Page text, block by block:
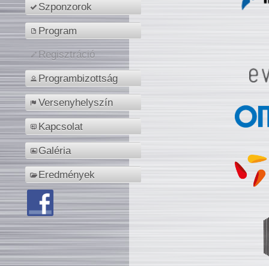
Szponzorok
Program
Regisztráció
Programbizottság
Versenyhelyszín
Kapcsolat
Galéria
Eredmények